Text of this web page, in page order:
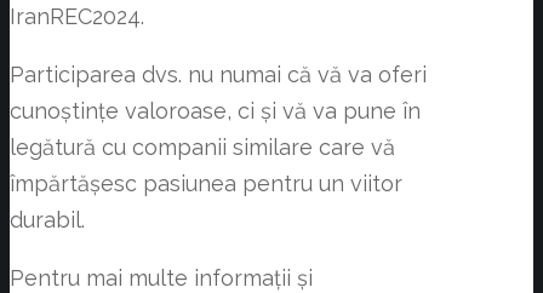
IranREC2024.
Participarea dvs. nu numai că vă va oferi
cunoștințe valoroase, ci și vă va pune în
legătură cu companii similare care vă
împărtășesc pasiunea pentru un viitor
durabil.
Pentru mai multe informații și